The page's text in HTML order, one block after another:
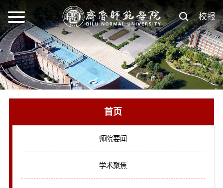
校报
首页
师院要闻
学术聚焦